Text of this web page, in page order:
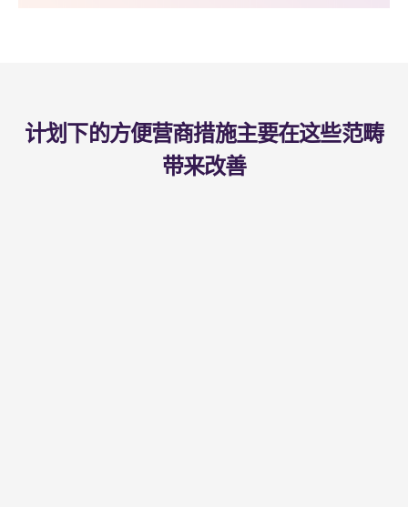
计划下的方便营商措施主要在这些范畴
带来改善